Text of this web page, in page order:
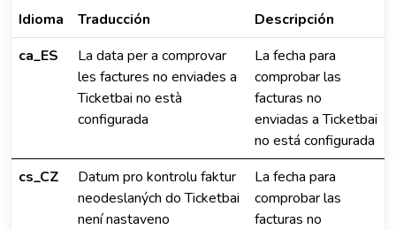
Idioma Traducción
Descripción
ca_ES
La data per a comprovar
les factures no enviades a
Ticketbai no està
configurada
La fecha para
comprobar las
facturas no
enviadas a Ticketbai
no está configurada
cs_CZ
Datum pro kontrolu faktur
neodeslaných do Ticketbai
není nastaveno
La fecha para
comprobar las
facturas no